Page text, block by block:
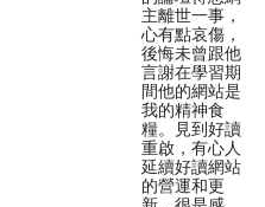
主離世一事，
心有點哀傷，
後悔未曾跟他
言謝在學習期
間他的網站是
我的精神食
糧。見到好讀
重啟，有心人
延續好讀網站
的營運和更